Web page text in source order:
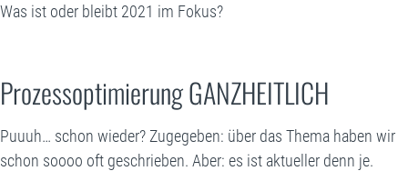
Was ist oder bleibt 2021 im Fokus?
Prozessoptimierung GANZHEITLICH
Puuuh… schon wieder? Zugegeben: über das Thema haben wir
schon soooo oft geschrieben. Aber: es ist aktueller denn je.